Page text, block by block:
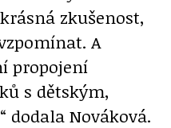
zkušenost,
A
propojení
s dětským,
dodala Nováková.